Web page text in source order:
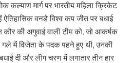
कल्याण मार्ग पर भारतीय महिला क्रिकेट
वनडे विश्व कप जीत पर बधाई
कौर की अगुवाई वाली टीम को, जो आकर्षक
में विजेता के पदक पहने हुए थी, उनकी
दी और लीग चरण में लगातार तीन हार